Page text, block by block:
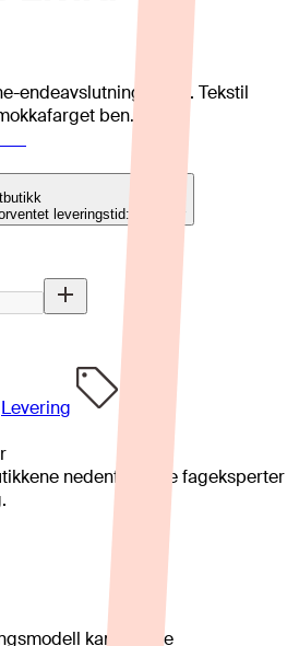
endeavslutning høyre. Tekstil
ben.
leveringstid: 4-8 uker
Levering
nedenfor. Våre fageksperter
kan variere